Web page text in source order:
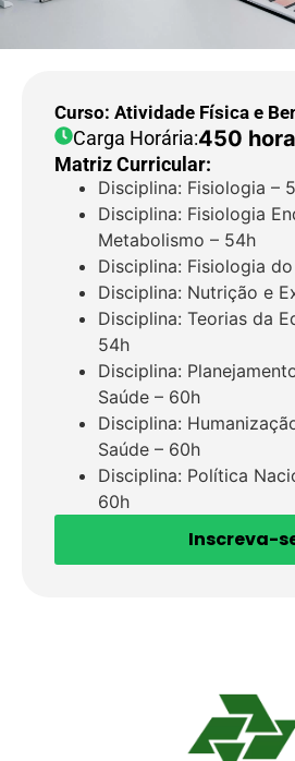
Curso: Atividade Física e
Carga Horária:450
Matriz Curricular:
Disciplina: Fisiologia –
Disciplina: Fisiologia
Metabolismo – 54h
Disciplina: Fisiologia
Disciplina: Nutrição e
Disciplina: Teorias da
54h
Disciplina:
Saúde – 60h
Disciplina:
Saúde – 60h
Disciplina: Política
60h
Inscreva-